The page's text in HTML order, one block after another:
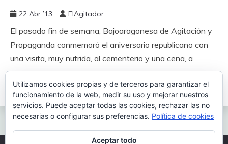
22 Abr ’13 ElAgitador
El pasado fin de semana, Bajoaragonesa de Agitación y
Propaganda conmemoró el aniversario republicano con
una visita, muy nutrida, al cementerio y una cena, a
Leer más
Utilizamos cookies propias y de terceros para garantizar el
funcionamiento de la web, medir su uso y mejorar nuestros
servicios. Puede aceptar todas las cookies, rechazar las no
necesarias o configurar sus preferencias. Política de cookies
Aceptar todo